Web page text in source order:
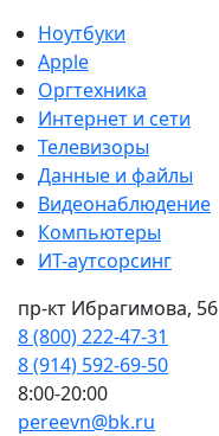
Ноутбуки
Apple
Оргтехника
Интернет и сети
Телевизоры
Данные и файлы
Видеонаблюдение
Компьютеры
ИТ-аутсорсинг
пр-кт Ибрагимова, 56
8 (800) 222-47-31
8 (914) 592-69-50
8:00-20:00
pereevn@bk.ru